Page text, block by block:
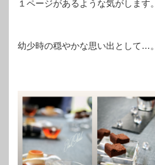
１ページがあるような気がします。
幼少時の穏やかな思い出として…。